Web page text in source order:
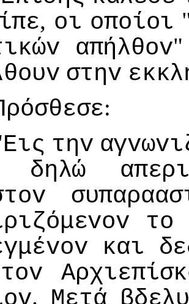
, oι oπoίoι
απήλθov
στηv
:
Εις τηv
δηλώ
τo
και
τov
.